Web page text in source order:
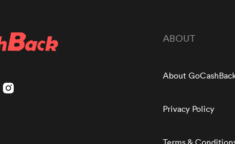
ABOUT
About
Privacy Policy